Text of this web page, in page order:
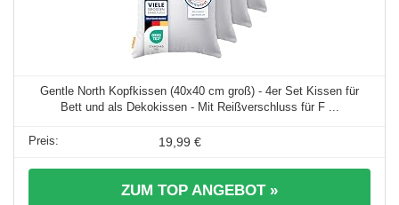
Gentle North Kopfkissen (40x40 cm groß) - 4er Set Kissen für
Bett und als Dekokissen - Mit Reißverschluss für F ...
19,99 €
ZUM TOP ANGEBOT »